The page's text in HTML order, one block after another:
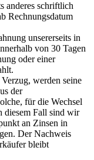
anderes schriftlich
Rechnungsdatum
unsererseits in
von 30 Tagen
oder einer
werden seine
der
für die Wechsel
diesem Fall sind wir
an Zinsen in
Der Nachweis
bleibt